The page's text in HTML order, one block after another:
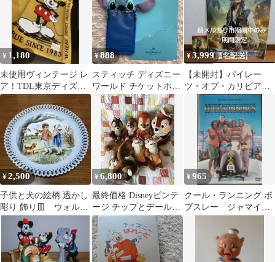
¥ 1,180
未使用ヴィンテージ レ
ア！TDL東京ディズニ
ーランド 開園当初80’s
ハンカチ
¥888
スティッチ ディズニー
ワールド チケットホル
ダー パスケース カード
ケース
¥3,999
【未開封】パイレー
ツ・オブ・カリビアン
ポスター 40✕50cm &メ
¥2,500
子供と犬の絵柄 透かし
彫り 飾り皿 ウォル
ト・ディズニー
¥6,800
最終価格 Disneyビンテ
ージ チップとデール
(ぬいぐるみ、マフラ
ー)
¥965
クール・ランニング ボ
ブスレー ジャマイ
映画 セルDVD